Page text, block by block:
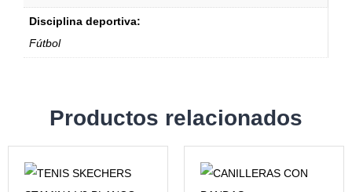
Disciplina deportiva:
Fútbol
Productos relacionados